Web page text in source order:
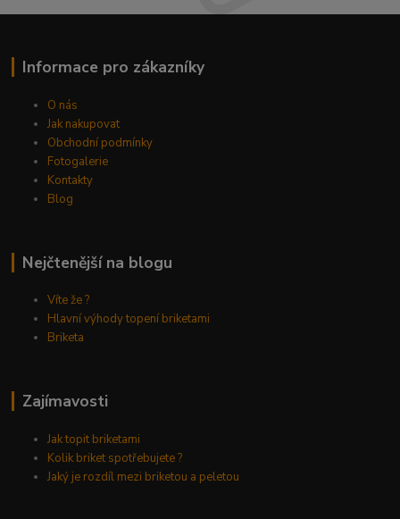
Informace pro zákazníky
O nás
Jak nakupovat
Obchodní podmínky
Fotogalerie
Kontakty
Blog
Nejčtenější na blogu
Víte že ?
Hlavní výhody topení briketami
Briketa
Zajímavosti
Jak topit briketami
Kolik briket spotřebujete ?
Jaký je rozdíl mezi briketou a peletou